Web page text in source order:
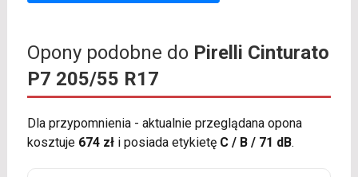
Opony podobne do Pirelli Cinturato
P7 205/55 R17
Dla przypomnienia - aktualnie przeglądana opona
kosztuje 674 złi posiada etykietę C / B / 71 dB.